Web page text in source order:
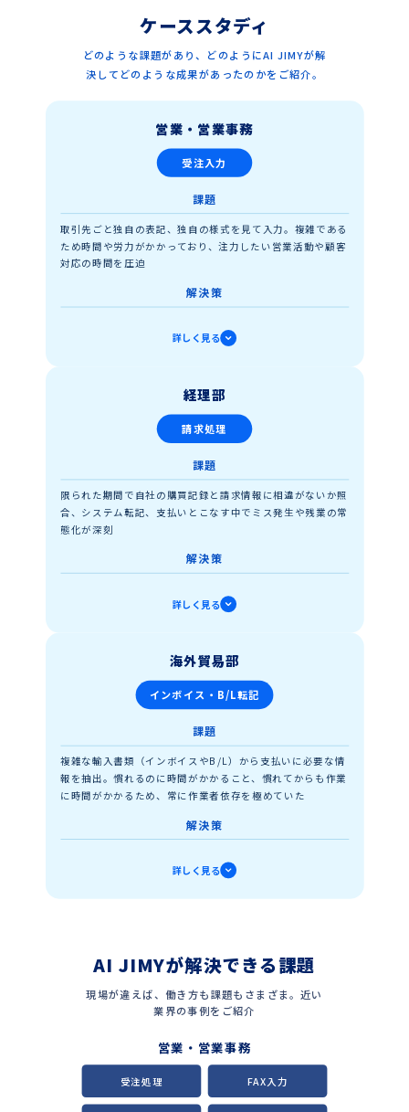
ケーススタディ
どのような課題があり、どのようにAI JIMYが解
決してどのような成果があったのかをご紹介。
営業・営業事務
受注入力
課題
取引先ごと独自の表記、独自の様式を見て入力。複雑である
ため時間や労力がかかっており、注力したい営業活動や顧客
対応の時間を圧迫
解決策
ることで複雑さを回避。チェック後のデータをシステムに入
成果
営業機会創出・顧客フォローといったコア業務に注力できる
環境を整備。受注件数と顧客満足度ともに向上
判断、確認は人しか持っていない重要な機能です。こ
の機能を、注文書を読み理解する、システムに入力す
る、という「作業」ではなく、取引先とのやり取りと
いう「業務」に使うことで生産性の最大化を進めるこ
詳しく見る
経理部
請求処理
課題
限られた期間で自社の購買記録と請求情報に相違がないか照
合、システム転記、支払いとこなす中でミス発生や残業の常
態化が深刻
解決策
みを確認し、人が修正を加える「半自動」フローを実装。シ
成果
確認以外は無人で実行するため作業そのものの負担を低減。
未入金や多重振り込みといったミスが許されない正確
性と、締め日厳守の速度、双方を求められる月に一度
の一大業務です。作業者の負担と企業におけるコスト
詳しく見る
海外貿易部
インボイス・B/L転記
課題
複雑な輸入書類（インボイスやB/L）から支払いに必要な情
報を抽出。慣れるのに時間がかかること、慣れてからも作業
に時間がかかるため、常に作業者依存を極めていた
解決策
タの成型加工を組み合わせ支払いに関するデータを自動化。
新人の習熟・定着促進、ベテランが負担する教育コスト軽減
自社製品、サービスに対する知識とは別に、輸入にか
りがちな仕事です。AIの理解力とプログラムのルール
に基づいた処理をかけ合わせた「機械の作業者」との
協力フロー、ワクワクしませんか？
詳しく見る
AI JIMYが解決できる課題
現場が違えば、働き方も課題もさまざま。近い
業界の事例をご紹介
営業・営業事務
受注処理 FAX入力